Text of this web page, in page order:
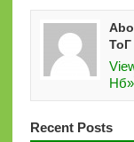
ToГ
Recent Posts